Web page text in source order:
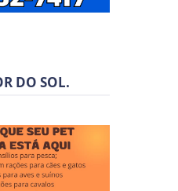
DO SOL.